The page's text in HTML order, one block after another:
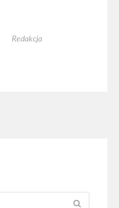
Redakcja